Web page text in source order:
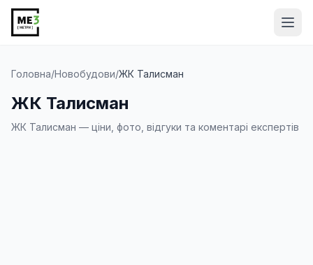
Головна/Новобудови/ЖК Талисман
ЖК Талисман
ЖК Талисман — ціни, фото, відгуки та коментарі експертів